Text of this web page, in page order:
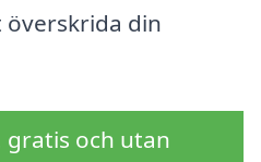
din
gratis och utan